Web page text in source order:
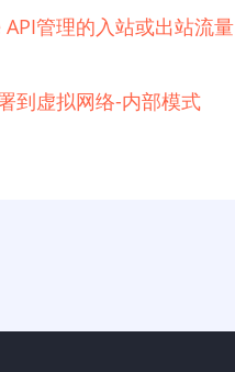
API管理的入站或出站流量
到虚拟网络-内部模式